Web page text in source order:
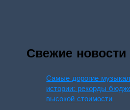
Свежие новости
Самые дорогие
истории: рекорды
высокой стоимости